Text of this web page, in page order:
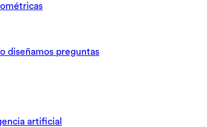
diseñamos preguntas
artificial